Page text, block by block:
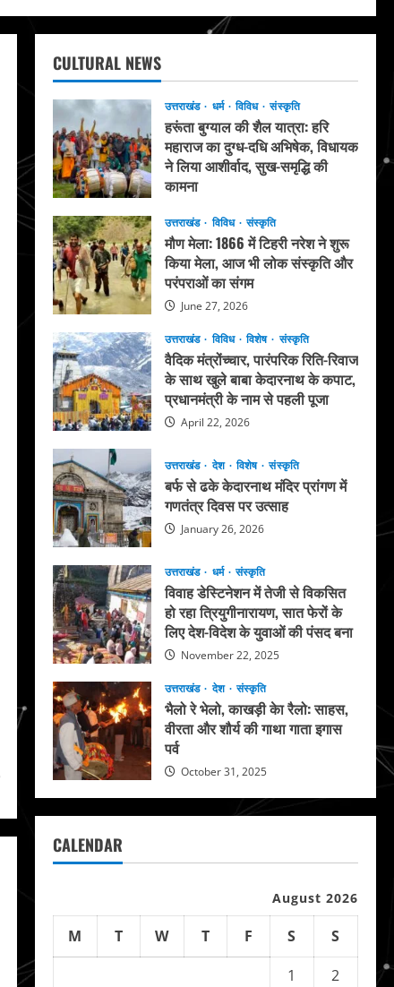
CULTURAL NEWS
उत्तराखंड धर्म विविध संस्कृति
हरूंता बुग्याल की शैल यात्रा: हरि
महाराज का दुग्ध-दधि अभिषेक, विधायक
ने लिया आशीर्वाद, सुख-समृद्धि की
कामना
उत्तराखंड
विविध संस्कृति
मौण मेला: 1866 में टिहरी नरेश ने शुरू
किया मेला, आज भी लोक संस्कृति और
परंपराओं का संगम
June 27, 2026
उत्तराखंड विविध विशेष संस्कृति
वैदिक मंत्रोंच्चार, पारंपरिक रिति-रिवाज
के साथ खुले बाबा केदारनाथ के कपाट,
प्रधानमंत्री के नाम से पहली पूजा
April 22, 2026
उत्तराखंड देश विशेष संस्कृति
बर्फ से ढके केदारनाथ मंदिर प्रांगण में
गणतंत्र दिवस पर उत्साह
January 26, 2026
उत्तराखंड धर्म संस्कृति
विवाह डेस्टिनेशन में तेजी से विकसित
हो रहा त्रियुगीनारायण, सात फेरों के
लिए देश-विदेश के युवाओं की पंसद बना
November 22, 2025
उत्तराखंड देश संस्कृति
भैलो रे भेलो, काखड़ी केा रैलो: साहस,
वीरता और शौर्य की गाथा गाता इगास
पर्व
October 31, 2025
CALENDAR
August 2026
M T W T F S
S
1
2